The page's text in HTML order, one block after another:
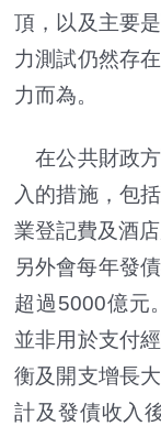
頂，以及主要
力測試仍然存
力而為。
在公共財政方
入的措施，包
業登記費及酒
另外會每年發
超過5000億元
並非用於支付
衡及開支增長
計及發債收入